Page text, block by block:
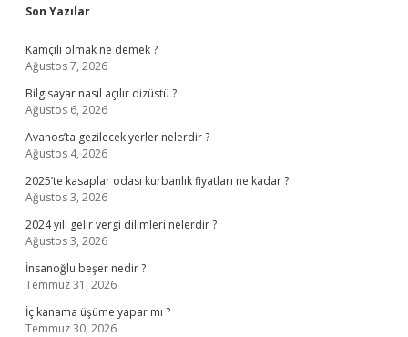
Sidebar
Son Yazılar
Kamçılı olmak ne demek ?
Ağustos 7, 2026
Bilgisayar nasıl açılır dizüstü ?
Ağustos 6, 2026
Avanos’ta gezilecek yerler nelerdir ?
Ağustos 4, 2026
2025’te kasaplar odası kurbanlık fiyatları ne kadar ?
Ağustos 3, 2026
2024 yılı gelir vergi dilimleri nelerdir ?
Ağustos 3, 2026
İnsanoğlu beşer nedir ?
Temmuz 31, 2026
İç kanama üşüme yapar mı ?
Temmuz 30, 2026